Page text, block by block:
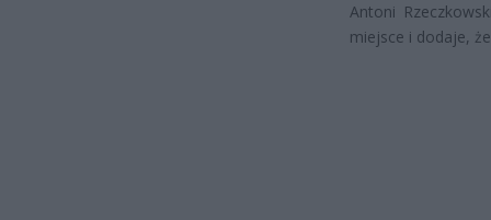
Antoni
miejsce i dodaje,